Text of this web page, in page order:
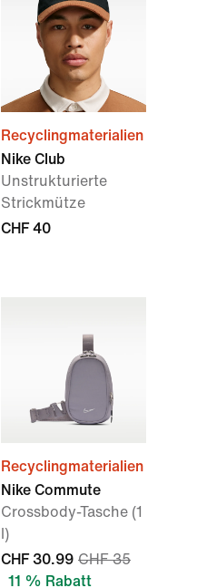
Recyclingmaterialien
Nike Club
Unstrukturierte
Strickmütze
CHF 40
Recyclingmaterialien
Nike Commute
Crossbody-Tasche (1
l)
CHF 30.99 CHF 35
11 % Rabatt